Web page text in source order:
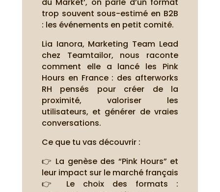
trop souvent sous-estimé en B2B
: les événements en petit comité.
Lia Ianora, Marketing Team Lead
chez Teamtailor, nous raconte
comment elle a lancé les Pink
Hours en France : des afterworks
RH pensés pour créer de la
proximité, valoriser les
utilisateurs, et générer de vraies
conversations.
Ce que tu vas découvrir :
👉 La genèse des “Pink Hours” et
leur impact sur le marché français
👉 Le choix des formats :